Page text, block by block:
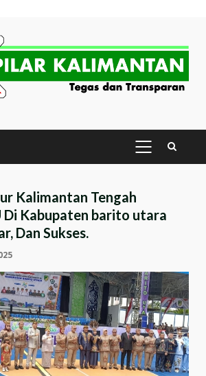
PRIMARY
MENU
Kalimantan Tengah
Di Kabupaten barito utara
Dan Sukses.